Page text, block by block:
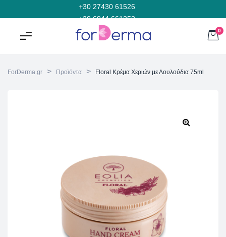
+30 27430 61526
+30 6944 661353
0
ForDerma.gr > Προϊόντα > Floral Κρέμα Χεριών με Λουλούδια 75ml